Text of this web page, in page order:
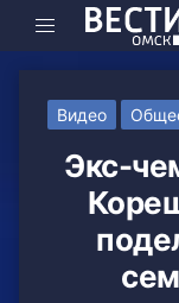
Видео
Экс-